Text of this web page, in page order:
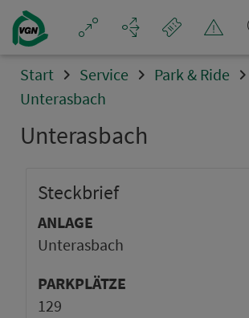
Start
Service
Park & Ride
Unterasbach
Unterasbach
Steck­brief
ANLAGE
Unterasbach
PARKPLÄTZE
129